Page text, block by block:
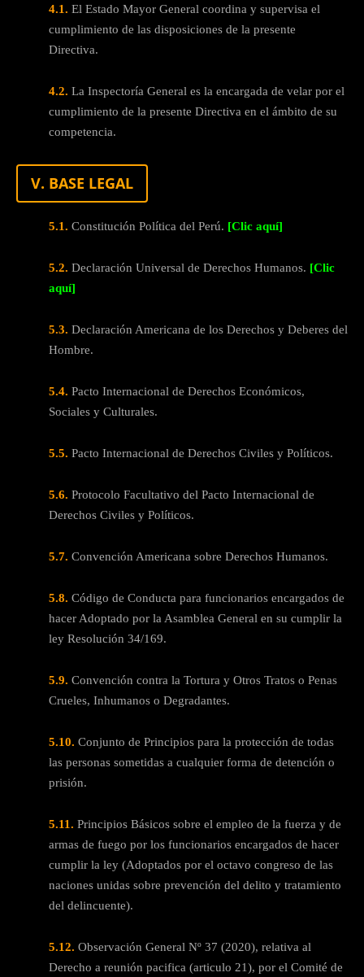
4.1. El Estado Mayor General coordina y supervisa el
cumplimiento de las disposiciones de la presente
Directiva.
4.2. La Inspectoría General es la encargada de velar por el
cumplimiento de la presente Directiva en el ámbito de su
competencia.
V. BASE LEGAL
5.1. Constitución Política del Perú. [Clic aquí]
5.2. Declaración Universal de Derechos Humanos. [Clic
aquí]
5.3. Declaración Americana de los Derechos y Deberes del
Hombre.
5.4. Pacto Internacional de Derechos Económicos,
Sociales y Culturales.
5.5. Pacto Internacional de Derechos Civiles y Políticos.
5.6. Protocolo Facultativo del Pacto Internacional de
Derechos Civiles y Políticos.
5.7. Convención Americana sobre Derechos Humanos.
5.8. Código de Conducta para funcionarios encargados de
hacer Adoptado por la Asamblea General en su cumplir la
ley Resolución 34/169.
5.9. Convención contra la Tortura y Otros Tratos o Penas
Crueles, Inhumanos o Degradantes.
5.10. Conjunto de Principios para la protección de todas
las personas sometidas a cualquier forma de detención o
prisión.
5.11. Principios Básicos sobre el empleo de la fuerza y de
armas de fuego por los funcionarios encargados de hacer
cumplir la ley (Adoptados por el octavo congreso de las
naciones unidas sobre prevención del delito y tratamiento
del delincuente).
5.12. Observación General Nº 37 (2020), relativa al
Derecho a reunión pacifica (articulo 21), por el Comité de